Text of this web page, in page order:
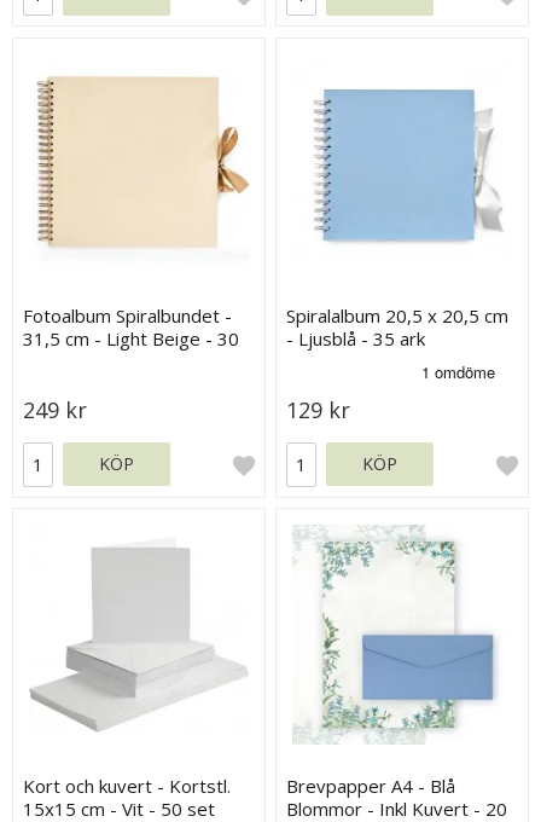
Fotoalbum Spiralbundet -
31,5 cm - Light Beige - 30
249 kr
KÖP
Spiralalbum 20,5 x 20,5 cm
- Ljusblå - 35 ark
129 kr
KÖP
Kort och kuvert - Kortstl.
15x15 cm - Vit - 50 set
Brevpapper A4 - Blå
Blommor - Inkl Kuvert - 20